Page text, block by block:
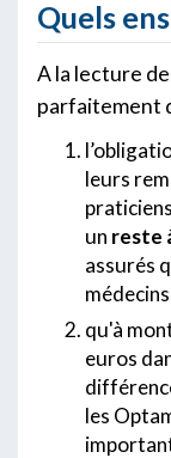
Quels
A la lecture
parfaitement
leurs
un reste
assurés
qu'à
euros
les